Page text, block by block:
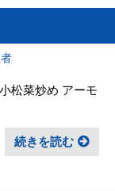
松菜炒め アーモ
続きを読む